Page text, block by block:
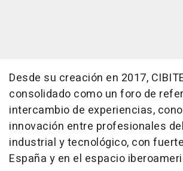
Desde su creación en 2017,
consolidado como un foro de
intercambio de experiencias,
innovación entre profesionales
industrial y tecnológico, con
España y en el espacio